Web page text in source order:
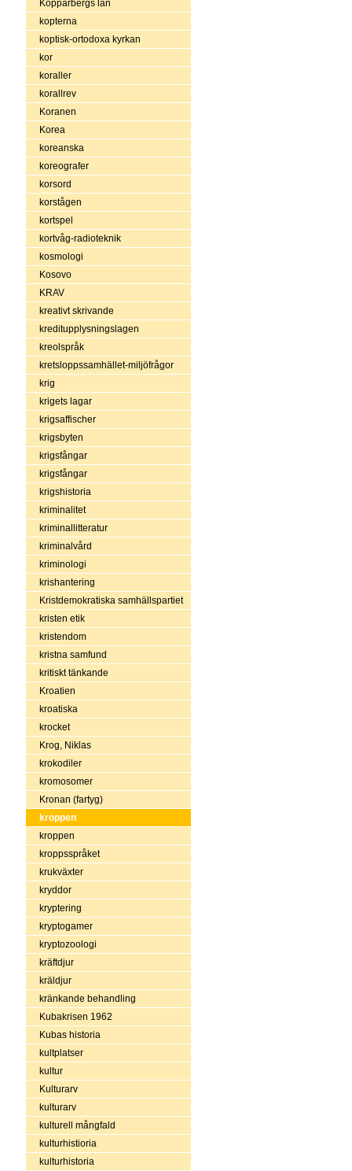
Kopparbergs län
kopterna
koptisk-ortodoxa kyrkan
kor
koraller
korallrev
Koranen
Korea
koreanska
koreografer
korsord
korstågen
kortspel
kortvåg-radioteknik
kosmologi
Kosovo
KRAV
kreativt skrivande
kreditupplysningslagen
kreolspråk
kretsloppssamhället-miljöfrågor
krig
krigets lagar
krigsaffischer
krigsbyten
krigsfångar
krigsfångar
krigshistoria
kriminalitet
kriminallitteratur
kriminalvård
kriminologi
krishantering
Kristdemokratiska samhällspartiet
kristen etik
kristendom
kristna samfund
kritiskt tänkande
Kroatien
kroatiska
krocket
Krog, Niklas
krokodiler
kromosomer
Kronan (fartyg)
kroppen
kroppen
kroppsspråket
krukväxter
kryddor
kryptering
kryptogamer
kryptozoologi
kräftdjur
kräldjur
kränkande behandling
Kubakrisen 1962
Kubas historia
kultplatser
kultur
Kulturarv
kulturarv
kulturell mångfald
kulturhistioria
kulturhistoria